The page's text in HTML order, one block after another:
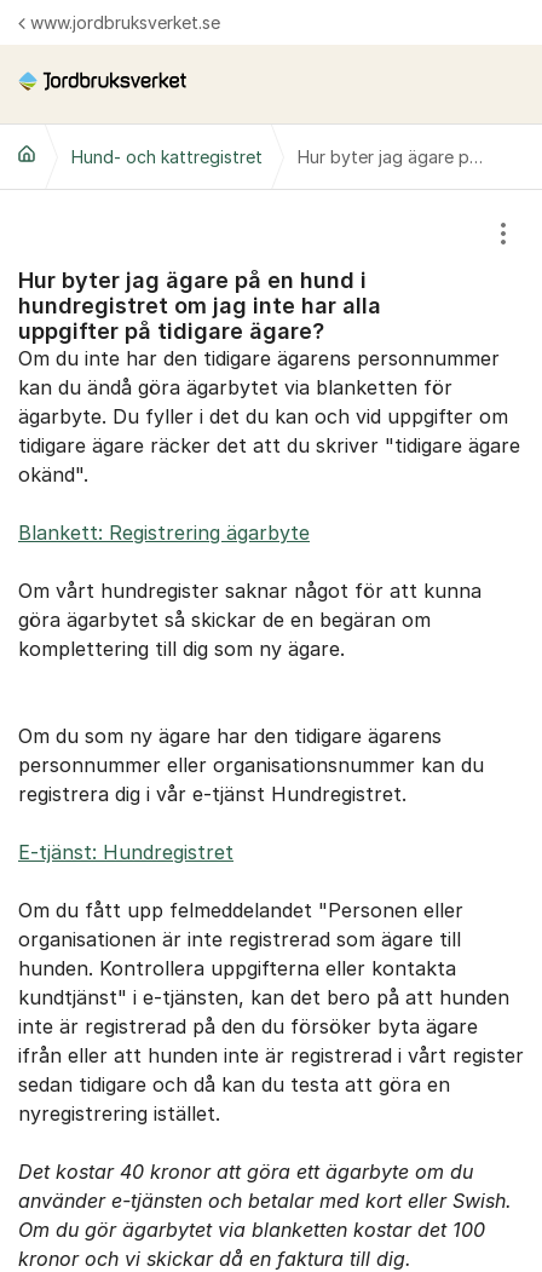
Hoppa till innehåll
www.jordbruksverket.se
Hund- och kattregistret Hur byter jag ägare på en hund i hundregistret om jag inte har alla uppgifter på tidigare ägare?
Hur byter jag ägare på en hund i
hundregistret om jag inte har alla
uppgifter på tidigare ägare?
Om du inte har den tidigare ägarens personnummer
kan du ändå göra ägarbytet via blanketten för
ägarbyte. Du fyller i det du kan och vid uppgifter om
tidigare ägare räcker det att du skriver "tidigare ägare
okänd".
Blankett: Registrering ägarbyte
Om vårt hundregister saknar något för att kunna
göra ägarbytet så skickar de en begäran om
komplettering till dig som ny ägare.
Om du som ny ägare har den tidigare ägarens
personnummer eller organisationsnummer kan du
registrera dig i vår e-tjänst Hundregistret.
E-tjänst: Hundregistret
Om du fått upp felmeddelandet "Personen eller
organisationen är inte registrerad som ägare till
hunden. Kontrollera uppgifterna eller kontakta
kundtjänst" i e-tjänsten, kan det bero på att hunden
inte är registrerad på den du försöker byta ägare
ifrån eller att hunden inte är registrerad i vårt register
sedan tidigare och då kan du testa att göra en
nyregistrering istället.
Det kostar 40 kronor att göra ett ägarbyte om du
använder e-tjänsten och betalar med kort eller Swish.
Om du gör ägarbytet via blanketten kostar det 100
kronor och vi skickar då en faktura till dig.